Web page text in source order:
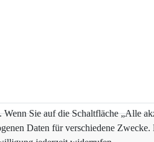
Sie auf die Schaltfläche „Alle
Daten für verschiedene